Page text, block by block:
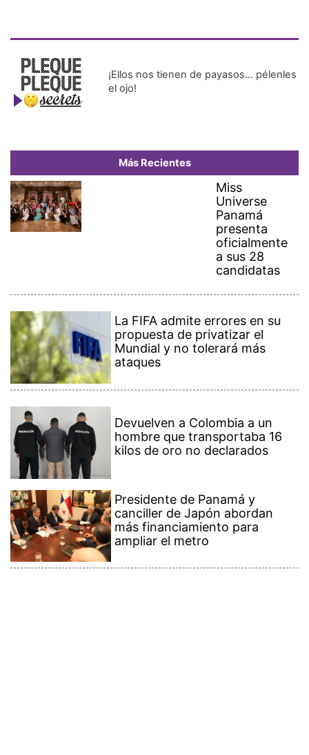
¡Ellos nos tienen de payasos… pélenles
el ojo!
Más Recientes
Miss
Universe
Panamá
presenta
oficialmente
a sus 28
candidatas
La FIFA admite errores en su
propuesta de privatizar el
Mundial y no tolerará más
ataques
Devuelven a Colombia a un
hombre que transportaba 16
kilos de oro no declarados
Presidente de Panamá y
canciller de Japón abordan
más financiamiento para
ampliar el metro